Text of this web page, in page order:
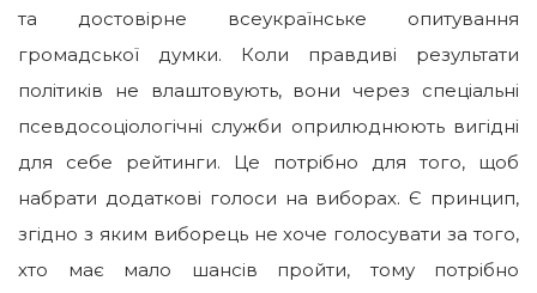
та достовірне всеукраїнське опитування
громадської думки. Коли правдиві результати
політиків не влаштовують, вони через спеціальні
псевдосоціологічні служби оприлюднюють вигідні
для себе рейтинги. Це потрібно для того, щоб
набрати додаткові голоси на виборах. Є принцип,
згідно з яким виборець не хоче голосувати за того,
хто має мало шансів пройти, тому потрібно